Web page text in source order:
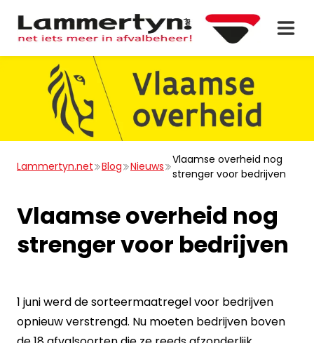
Lammertyn.net Blog Nieuws
Vlaamse overheid nog
strenger voor bedrijven
Vlaamse overheid nog
strenger voor bedrijven
1 juni werd de sorteermaatregel voor bedrijven
opnieuw verstrengd. Nu moeten bedrijven boven